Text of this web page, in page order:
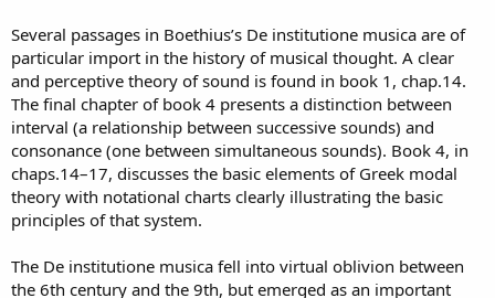
Several passages in Boethius’s De institutione musica are of
particular import in the history of musical thought. A clear
and perceptive theory of sound is found in book 1, chap.14.
The final chapter of book 4 presents a distinction between
interval (a relationship between successive sounds) and
consonance (one between simultaneous sounds). Book 4, in
chaps.14–17, discusses the basic elements of Greek modal
theory with notational charts clearly illustrating the basic
principles of that system.
The De institutione musica fell into virtual oblivion between
the 6th century and the 9th, but emerged as an important